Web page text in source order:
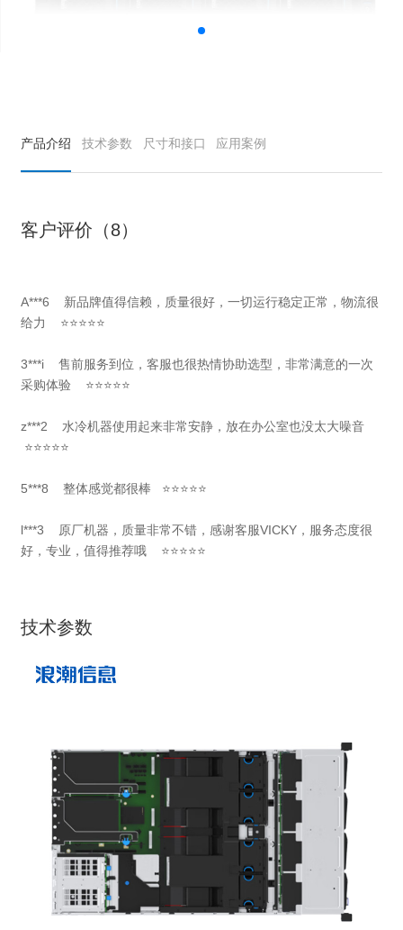
产品介绍 技术参数 尺寸和接口 应用案例
客户评价（8）
A***6 新品牌值得信赖，质量很好，一切运行稳定正常，物流很
给力 ⭐⭐⭐⭐⭐
3***i 售前服务到位，客服也很热情协助选型，非常满意的一次
采购体验 ⭐⭐⭐⭐⭐
z***2 水冷机器使用起来非常安静，放在办公室也没太大噪音
⭐⭐⭐⭐⭐
5***8 整体感觉都很棒 ⭐⭐⭐⭐⭐
l***3 原厂机器，质量非常不错，感谢客服VICKY，服务态度很
好，专业，值得推荐哦 ⭐⭐⭐⭐⭐
技术参数